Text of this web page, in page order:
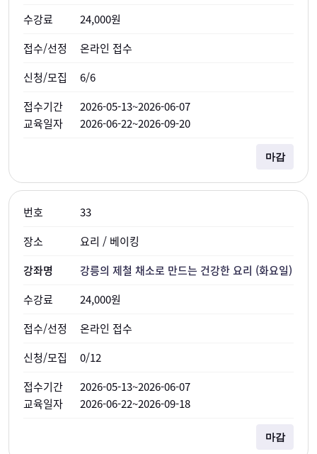
24,000원
온라인 접수
6/6
2026-05-13~2026-06-07
2026-06-22~2026-09-20
마감
33
요리 / 베이킹
강릉의 제철 채소로 만드는 건강한 요리 (화요일)
24,000원
온라인 접수
0/12
2026-05-13~2026-06-07
2026-06-22~2026-09-18
마감